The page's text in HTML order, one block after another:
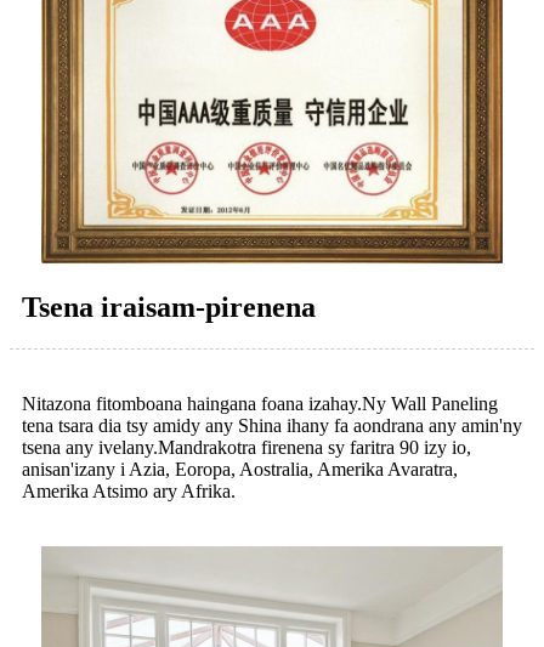
Tsena iraisam-pirenena
Nitazona fitomboana haingana foana izahay.Ny Wall Paneling
tena tsara dia tsy amidy any Shina ihany fa aondrana any amin'ny
tsena any ivelany.Mandrakotra firenena sy faritra 90 izy io,
anisan'izany i Azia, Eoropa, Aostralia, Amerika Avaratra,
Amerika Atsimo ary Afrika.